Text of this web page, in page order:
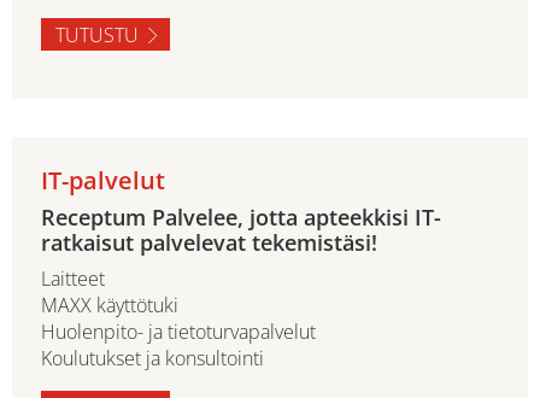
TUTUSTU
IT-palvelut
Receptum Palvelee, jotta apteekkisi IT-
ratkaisut palvelevat tekemistäsi!
Laitteet
MAXX käyttötuki
Huolenpito- ja tietoturvapalvelut
Koulutukset ja konsultointi